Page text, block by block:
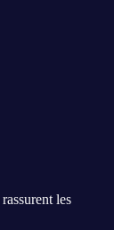
rassurent les